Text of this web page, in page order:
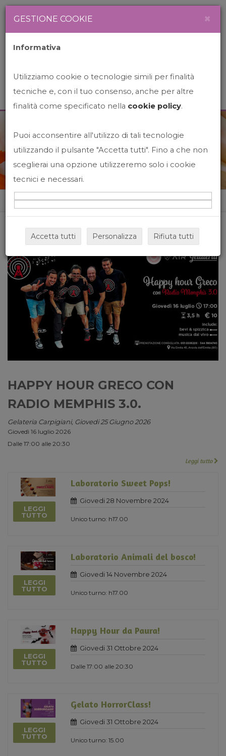
News&Events
Home News&events
HAPPY HOUR GRECO CON
RADIO MEMPHIS 3.0.
Gelateria Carpigiani, Giovedi 25 Giugno 2026
Giovedì 16 luglio 2026
Dalle 17:00 alle 20:30
Leggi tutto
LEGGI
TUTTO
Laboratorio Sweet Pops!
Giovedi 28 Novembre 2024
Unico turno: h17.00
LEGGI
TUTTO
Laboratorio Animali del bosco!
Giovedi 14 Novembre 2024
Unico turno: h17.00
LEGGI
TUTTO
Happy Hour da Paura!
Giovedi 31 Ottobre 2024
Dalle 17:00 alle 20:30
LEGGI
TUTTO
Gelato HorrorClass!
Giovedi 31 Ottobre 2024
Unico turno: 15.00
GESTIONE COOKIE ×
Informativa
Utilizziamo cookie o tecnologie simili per finalità
tecniche e, con il tuo consenso, anche per altre
finalità come specificato nella cookie policy.
Puoi acconsentire all'utilizzo di tali tecnologie
utilizzando il pulsante "Accetta tutti". Fino a che non
sceglierai una opzione utilizzeremo solo i cookie
tecnici e necessari.
Accetta tutti Personalizza Rifiuta tutti